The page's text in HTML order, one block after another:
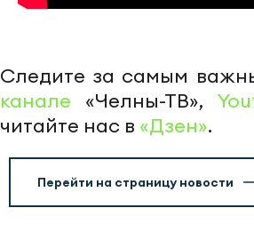
Следите за самым
канале «Челны-ТВ»,
читайте нас в «Дзен».
Перейти на страницу новости